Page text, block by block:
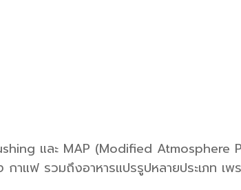
และ MAP (Modified Atmosphere
าแฟ รวมถึงอาหารแปรรูปหลายประเภท เ